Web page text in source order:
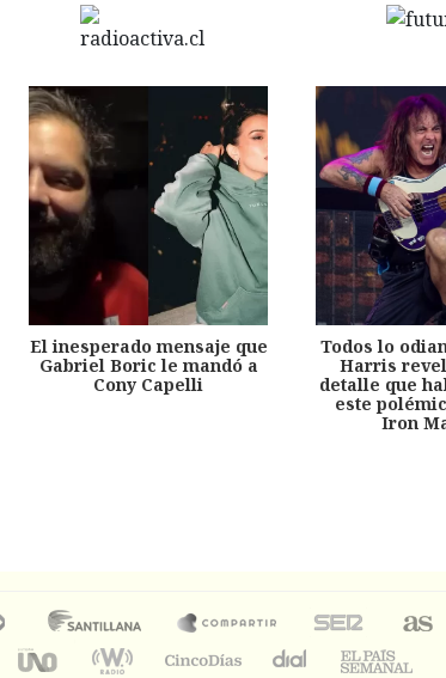
El inesperado mensaje que
Gabriel Boric le mandó a
Cony Capelli
Todos lo
Harris
detalle que
este
Iron